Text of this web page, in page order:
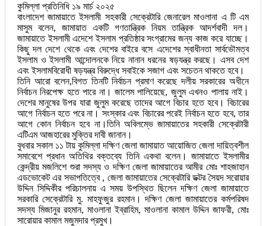
কুমিল্লা প্রতিনিধি ১৯ মার্চ ২০২৫
বাংলাদেশ জামায়াতে ইসলামী সহকারী সেক্রেটারি জেনারেল মাওলানা এ টি এম
মাসুম বলেন, জামায়াত একটি গণতান্ত্রিক নিয়ম তান্ত্রিক আদর্শবাদী দল।
জামায়াতে ইসলামী এদেশে ইসলাম প্রতিষ্ঠার সংগ্রামের জন্য কাজ করে যাচ্ছে।
কিছু দল দেশে থেকে এবং দেশের বাইরে বসে এদেশের স্বাধীনতা সার্বভৌমত্ব
ইসলাম ও ইসলামী আন্দোলনকে নিয়ে নানান ধরনের ষড়যন্ত্র করছে। এসব দেশ
এবং ইসলামবিরোধী ষড়যন্ত্র বিরুদ্ধে সবাইকে সজাগ এবং সচেতন থাকতে হবে।
তিনি আরো বলেন,বিগত তিনটি নির্বাচন প্রমাণ করেছে দলীয় সরকারের অধীনে
নির্বাচন নিরপেক্ষ হতে পারে না। জালেম পালিয়েছে, জুলুম এখনও পালায় নাই।
দেশের মানুষের উপর যারা জুলুম করেছে তাদের আগে বিচার হতে হবে। বিচারের
আগে নির্বাচন হতে পরে না। সংস্কার এবং বিচারের পরেই নির্বাচন হতে হবে, তার
আগে কোন নির্বাচন হবে না।তিনি অবিলম্ভে জামায়াতের সহকারী সেক্রেটারী
এটিএম আজহারের মুক্তির দাবী জানান।
বুধবার সকাল ১১ টায় কুমিল্লা দক্ষিণ জেলা জামায়াত আয়োজিত জেলা দায়িত্বশীল
সমাবেশে প্রধান অতিথির বক্তব্যে তিনি একথা বলেন। জামায়াতে ইসলামীর
কেন্দ্রীয় মজলিশে শুরা সদস্য ও দক্ষিণ জেলা জামায়াতের আমীর মোঃ শাহজাহান
এডভোকেট এর সভাপতিত্বে , জেলা জামায়াতের সেক্রেটারি ডক্টর সৈয়দ সরোয়ার
উদ্দিন সিদ্দিকীর পরিচালনায় এ সময় উপস্থিত ছিলেন দক্ষিণ জেলা জামায়াতে
সরকারি সেক্রেটারি মু. মাহফুজুর রহমান। দক্ষিণ জেলা জামায়াতের কর্মপরিষদ
সদস্য মিজানুর রহমান, মাওলানা ইব্রাহিম, মাওলানা কামাল উদ্দিন জাফরী, মোঃ
সারোয়ার কামাল মজুমদার প্রমুখ।